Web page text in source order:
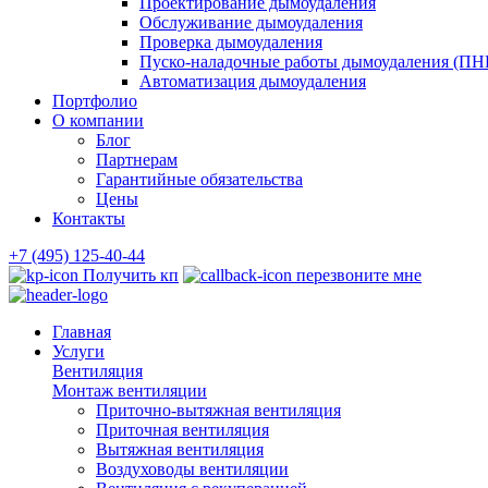
Обслуживание дымоудаления
Проверка дымоудаления
Пуско-наладочные работы дымоудаления
Автоматизация дымоудаления
Портфолио
О компании
Блог
Партнерам
Гарантийные обязательства
Цены
Контакты
+7 (495) 125-40-44
Получить кп
перезвоните мне
Главная
Услуги
Вентиляция
Монтаж вентиляции
Приточно-вытяжная вентиляция
Приточная вентиляция
Вытяжная вентиляция
Воздуховоды вентиляции